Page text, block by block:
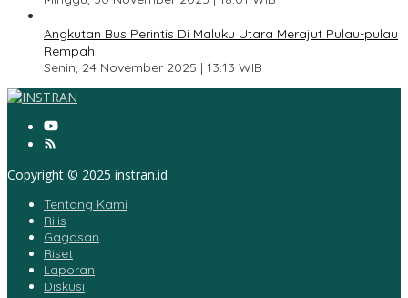
Angkutan Bus Perintis Di Maluku Utara Merajut Pulau-pulau
Rempah
Senin, 24 November 2025 | 13:13 WIB
Copyright © 2025 instran.id
Tentang Kami
Rilis
Gagasan
Riset
Laporan
Diskusi